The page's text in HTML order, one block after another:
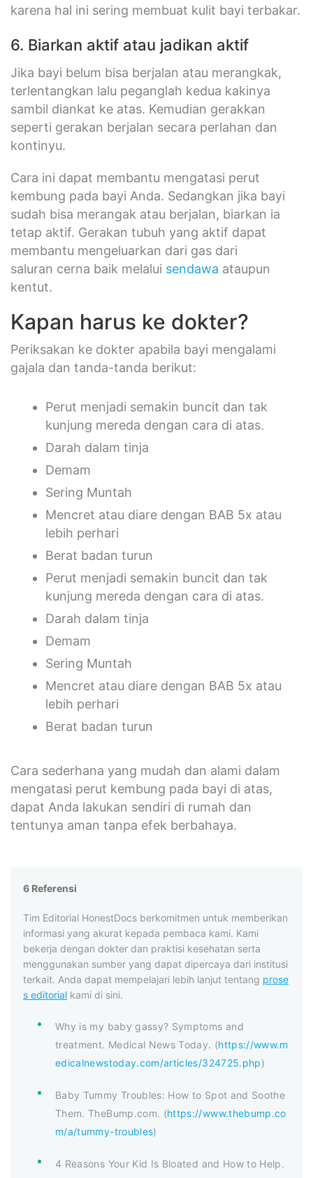
karena hal ini sering membuat kulit bayi terbakar.
6. Biarkan aktif atau jadikan aktif
Jika bayi belum bisa berjalan atau merangkak,
terlentangkan lalu peganglah kedua kakinya
sambil diankat ke atas. Kemudian gerakkan
seperti gerakan berjalan secara perlahan dan
kontinyu.
Cara ini dapat membantu mengatasi perut
kembung pada bayi Anda. Sedangkan jika bayi
sudah bisa merangak atau berjalan, biarkan ia
tetap aktif. Gerakan tubuh yang aktif dapat
membantu mengeluarkan dari gas dari
saluran cerna baik melalui sendawa ataupun
kentut.
Kapan harus ke dokter?
Periksakan ke dokter apabila bayi mengalami
gajala dan tanda-tanda berikut:
Perut menjadi semakin buncit dan tak
kunjung mereda dengan cara di atas.
Darah dalam tinja
Demam
Sering Muntah
Mencret atau diare dengan BAB 5x atau
lebih perhari
Berat badan turun
Perut menjadi semakin buncit dan tak
kunjung mereda dengan cara di atas.
Darah dalam tinja
Demam
Sering Muntah
Mencret atau diare dengan BAB 5x atau
lebih perhari
Berat badan turun
Cara sederhana yang mudah dan alami dalam
mengatasi perut kembung pada bayi di atas,
dapat Anda lakukan sendiri di rumah dan
tentunya aman tanpa efek berbahaya.
6 Referensi
Tim Editorial HonestDocs berkomitmen untuk memberikan
informasi yang akurat kepada pembaca kami. Kami
bekerja dengan dokter dan praktisi kesehatan serta
menggunakan sumber yang dapat dipercaya dari institusi
terkait. Anda dapat mempelajari lebih lanjut tentang prose
s editorial kami di sini.
Why is my baby gassy? Symptoms and
treatment. Medical News Today. (https://www.m
edicalnewstoday.com/articles/324725.php)
Baby Tummy Troubles: How to Spot and Soothe
Them. TheBump.com. (https://www.thebump.co
m/a/tummy-troubles)
4 Reasons Your Kid Is Bloated and How to Help.